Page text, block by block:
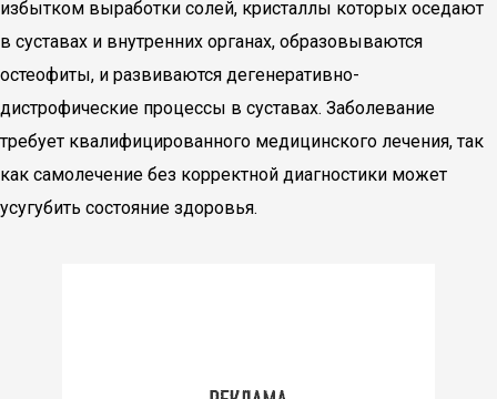
избытком выработки солей, кристаллы которых оседают
в суставах и внутренних органах, образовываются
остеофиты, и развиваются дегенеративно-
дистрофические процессы в суставах. Заболевание
требует квалифицированного медицинского лечения, так
как самолечение без корректной диагностики может
усугубить состояние здоровья.